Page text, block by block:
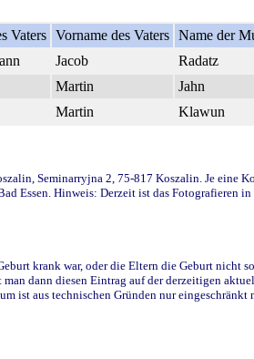
Vaters Vorname des Vaters Name der
Jacob Radatz
Martin Jahn
Martin Klawun
Seminarryjna 2, 75-817 Koszalin. Je eine
Essen. Hinweis: Derzeit ist das Fotografieren
krank war, oder die Eltern die Geburt nicht
dann diesen Eintrag auf der derzeitigen
ist aus technischen Gründen nur